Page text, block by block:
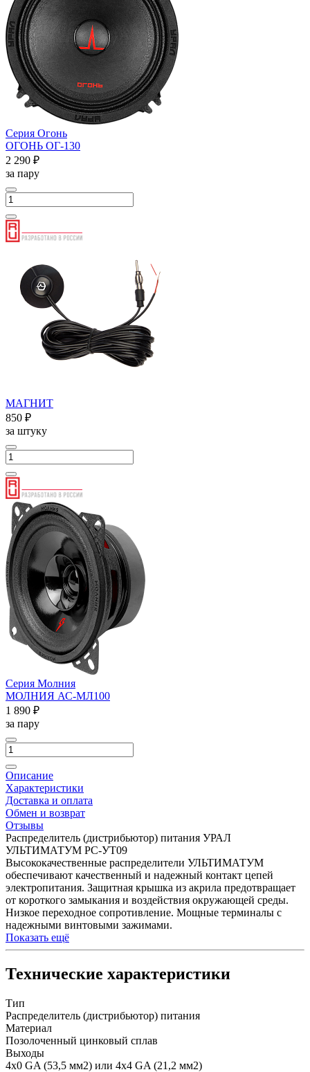
Серия Огонь
ОГОНЬ ОГ-130
2 290 ₽
за пару
МАГНИТ
850 ₽
за штуку
Серия Молния
МОЛНИЯ АС-МЛ100
1 890 ₽
за пару
Описание
Характеристики
Доставка и оплата
Обмен и возврат
Отзывы
Распределитель (дистрибьютор) питания УРАЛ
УЛЬТИМАТУМ РС-УТ09
Высококачественные распределители УЛЬТИМАТУМ
обеспечивают качественный и надежный контакт цепей
электропитания. Защитная крышка из акрила предотвращает
от короткого замыкания и воздействия окружающей среды.
Низкое переходное сопротивление. Мощные терминалы с
надежными винтовыми зажимами.
Показать ещё
Технические характеристики
Тип
Распределитель (дистрибьютор) питания
Материал
Позолоченный цинковый сплав
Выходы
4х0 GA (53,5 мм2) или 4х4 GA (21,2 мм2)